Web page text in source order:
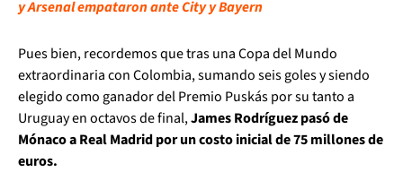
y Arsenal empataron ante City y Bayern
Pues bien, recordemos que tras una Copa del Mundo
extraordinaria con Colombia, sumando seis goles y siendo
elegido como ganador del Premio Puskás por su tanto a
Uruguay en octavos de final,James Rodríguez pasó de
Mónaco a Real Madrid por un costo inicial de 75 millones de
euros.